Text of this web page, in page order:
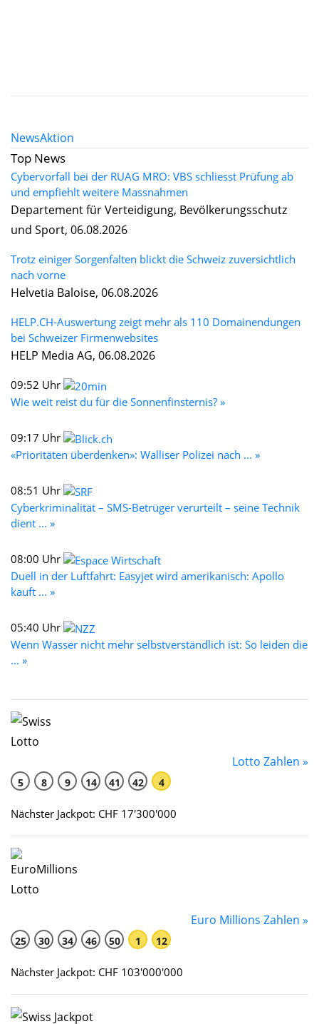
NewsAktion
Top News
Cybervorfall bei der RUAG MRO: VBS schliesst Prüfung ab
und empfiehlt weitere Massnahmen
Departement für Verteidigung, Bevölkerungsschutz
und Sport, 06.08.2026
Trotz einiger Sorgenfalten blickt die Schweiz zuversichtlich
nach vorne
Helvetia Baloise, 06.08.2026
HELP.CH-Auswertung zeigt mehr als 110 Domainendungen
bei Schweizer Firmenwebsites
HELP Media AG, 06.08.2026
09:52 Uhr
Wie weit reist du für die Sonnenfinsternis? »
09:17 Uhr
«Prioritäten überdenken»: Walliser Polizei nach ... »
08:51 Uhr
Cyberkriminalität – SMS-Betrüger verurteilt – seine Technik
dient ... »
08:00 Uhr
Duell in der Luftfahrt: Easyjet wird amerikanisch: Apollo
kauft ... »
05:40 Uhr
Wenn Wasser nicht mehr selbstverständlich ist: So leiden die
... »
Lotto Zahlen »
5 8 9 14 41 42 4
Nächster Jackpot: CHF 17'300'000
Euro Millions Zahlen »
25 30 34 46 50 1 12
Nächster Jackpot: CHF 103'000'000